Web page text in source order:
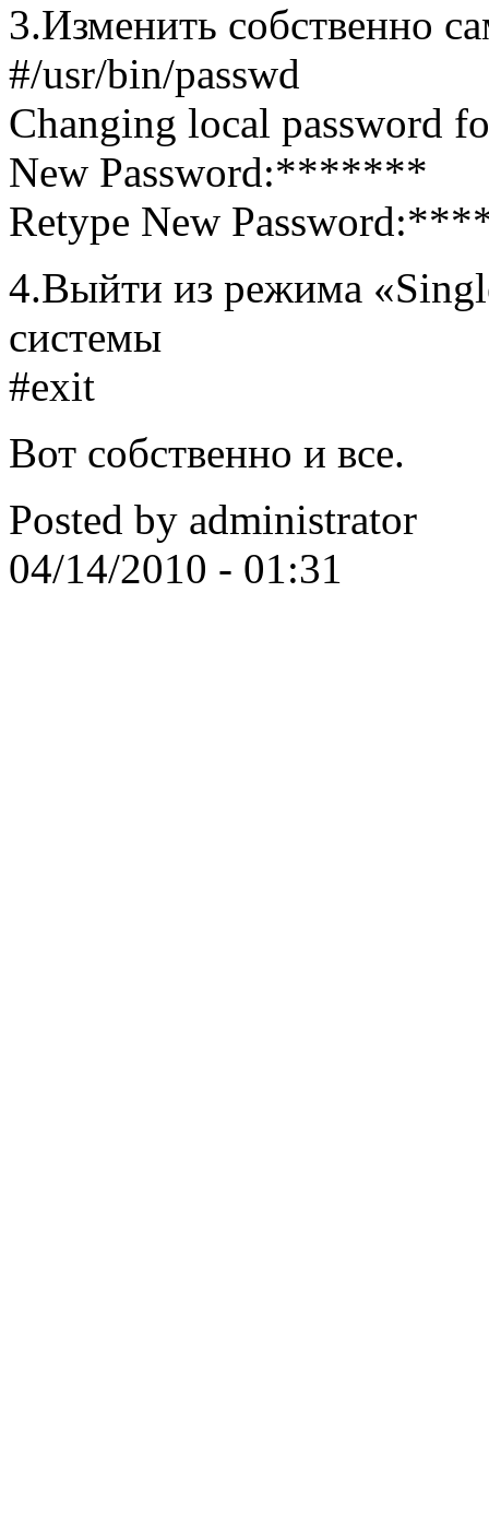
3.Изменить собственно
#/usr/bin/passwd
Changing local password
New Password:*******
Retype New
4.Выйти из режима
системы
#exit
Вот собственно и все.
Posted by administrator
04/14/2010 - 01:31